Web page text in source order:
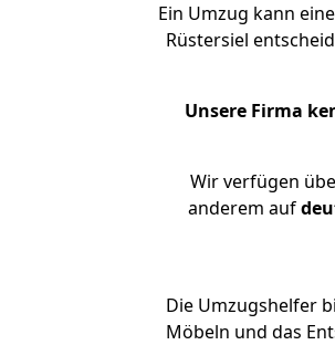
Ein Umzug kann
Rüstersiel
Unsere Firma
Wir verfügen
anderem auf
Die Umzugshelfer
Möbeln und das